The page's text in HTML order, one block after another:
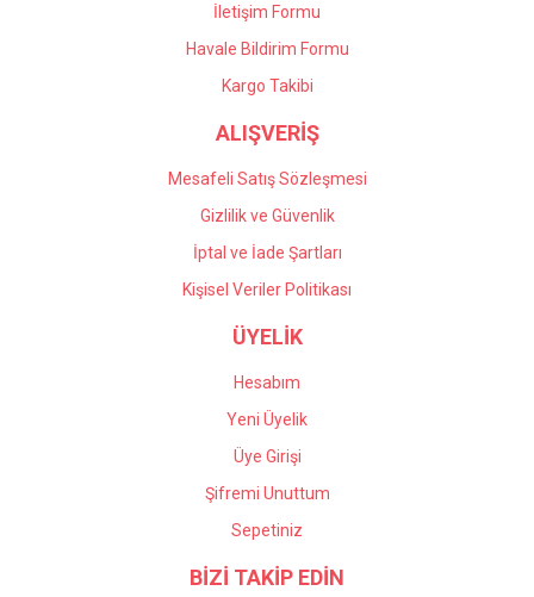
Gönder
İletişim Formu
Havale Bildirim Formu
Kargo Takibi
ALIŞVERİŞ
Mesafeli Satış Sözleşmesi
Gizlilik ve Güvenlik
İptal ve İade Şartları
Kişisel Veriler Politikası
ÜYELİK
Hesabım
Yeni Üyelik
Üye Girişi
Şifremi Unuttum
Sepetiniz
BİZİ TAKİP EDİN